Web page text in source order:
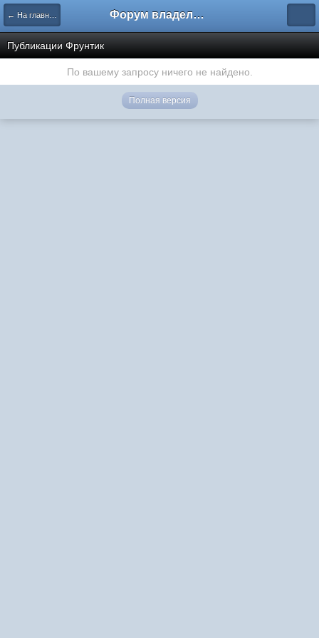
← На главную Форум владельцев интернет-магазинов
Публикации Фрунтик
По вашему запросу ничего не найдено.
Полная версия